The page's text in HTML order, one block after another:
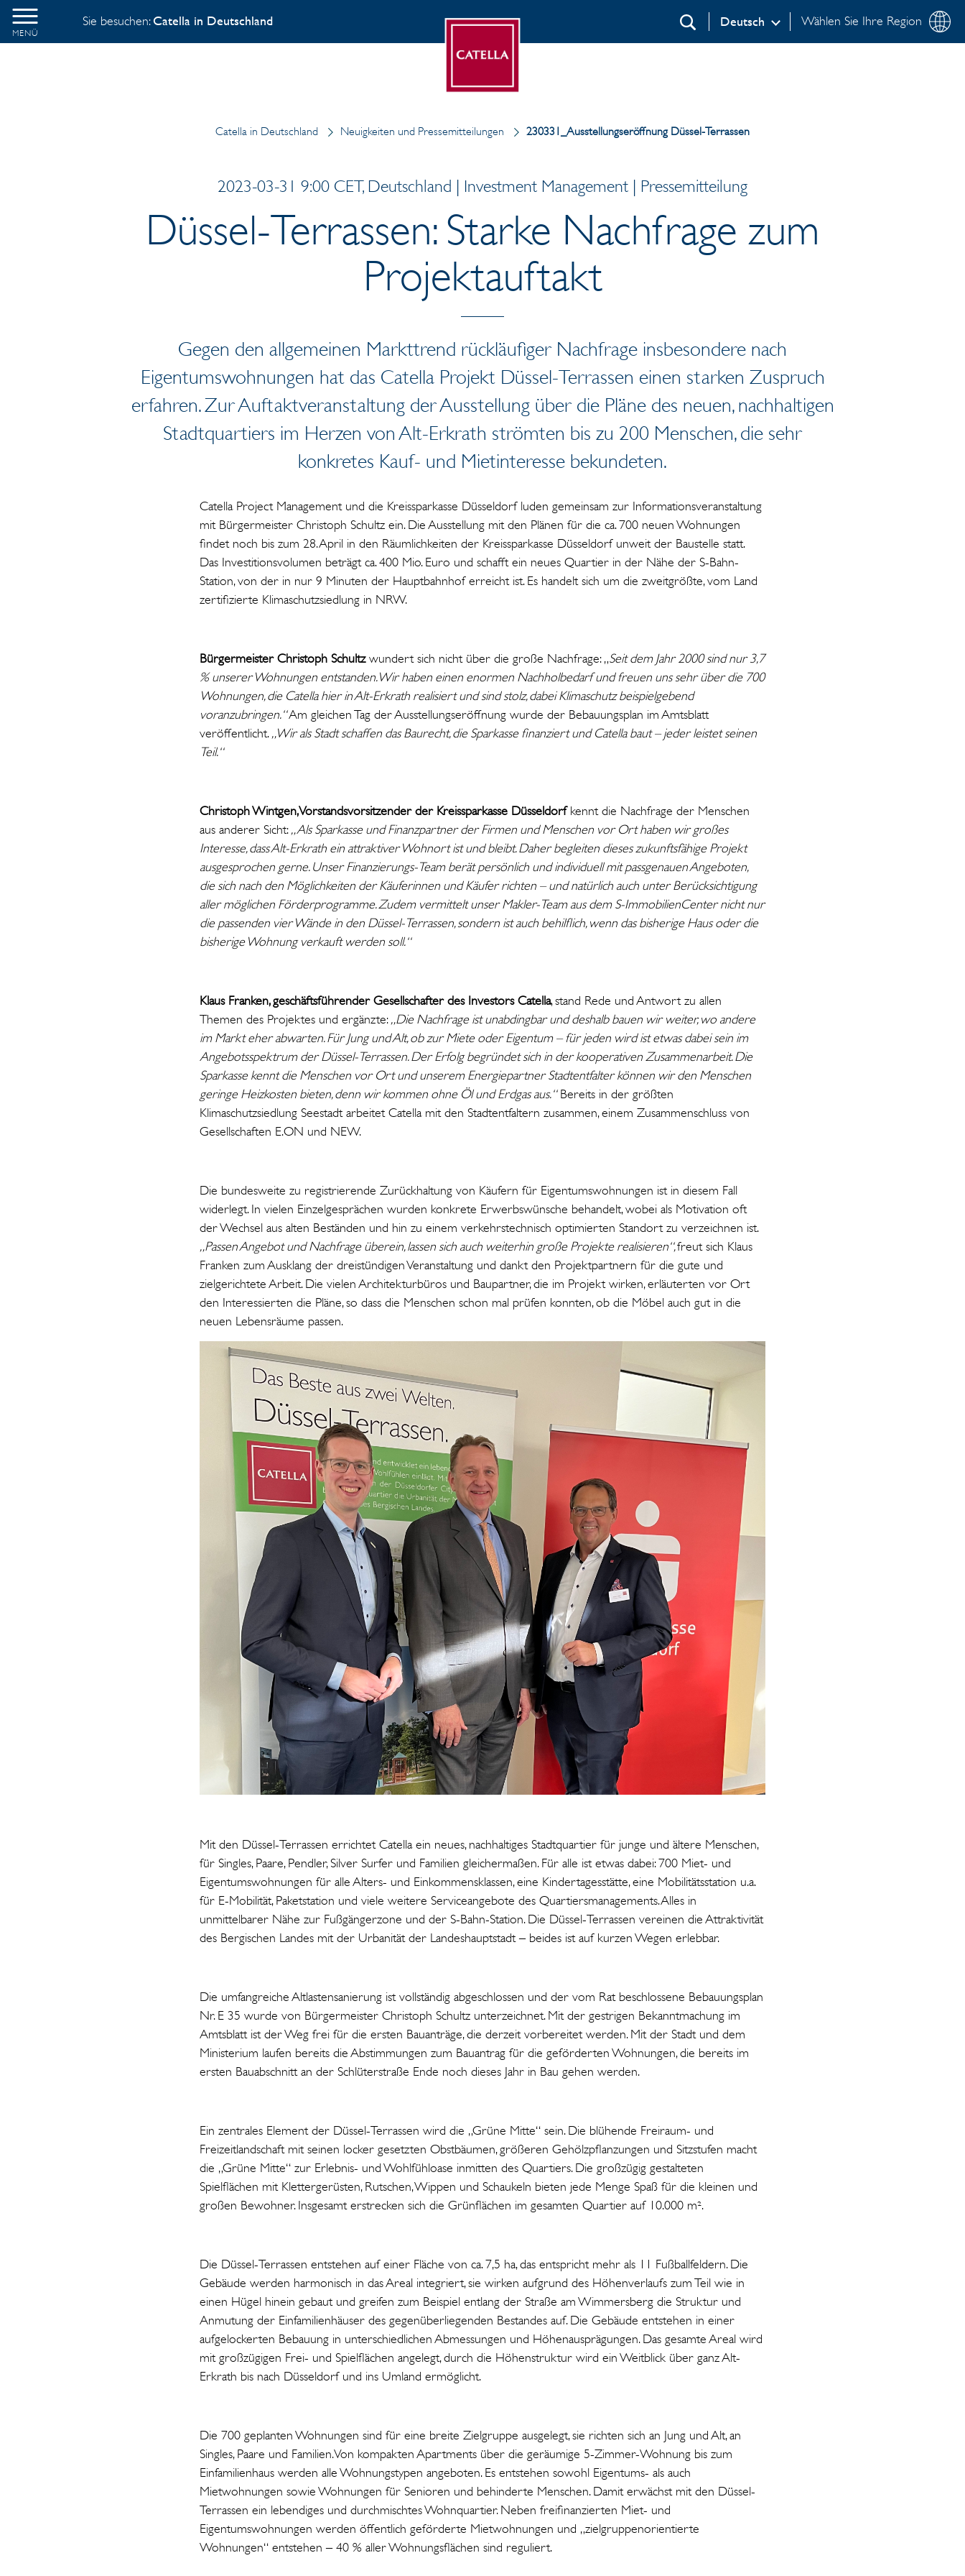
MENÜ
Sie besuchen:Catella in Deutschland Wählen Sie Ihre Region
Deutsch
Suchen
Catella in Deutschland Neuigkeiten und Pressemitteilungen 230331_Ausstellungseröffnung Düssel-Terrassen
2023-03-31 9:00 CET, Deutschland | Investment Management | Pressemitteilung
Düssel-Terrassen: Starke Nachfrage zum
Projektauftakt
Gegen den allgemeinen Markttrend rückläufiger Nachfrage insbesondere nach
Eigentumswohnungen hat das Catella Projekt Düssel-Terrassen einen starken Zuspruch
erfahren. Zur Auftaktveranstaltung der Ausstellung über die Pläne des neuen, nachhaltigen
Stadtquartiers im Herzen von Alt-Erkrath strömten bis zu 200 Menschen, die sehr
konkretes Kauf- und Mietinteresse bekundeten.
Catella Project Management und die Kreissparkasse Düsseldorf luden gemeinsam zur Informationsveranstaltung
mit Bürgermeister Christoph Schultz ein. Die Ausstellung mit den Plänen für die ca. 700 neuen Wohnungen
findet noch bis zum 28. April in den Räumlichkeiten der Kreissparkasse Düsseldorf unweit der Baustelle statt.
Das Investitionsvolumen beträgt ca. 400 Mio. Euro und schafft ein neues Quartier in der Nähe der S-Bahn-
Station, von der in nur 9 Minuten der Hauptbahnhof erreicht ist. Es handelt sich um die zweitgrößte, vom Land
zertifizierte Klimaschutzsiedlung in NRW.
Bürgermeister Christoph Schultzwundert sich nicht über die große Nachfrage: „Seit dem Jahr 2000 sind nur 3,7
% unserer Wohnungen entstanden. Wir haben einen enormen Nachholbedarf und freuen uns sehr über die 700
Wohnungen, die Catella hier in Alt-Erkrath realisiert und sind stolz, dabei Klimaschutz beispielgebend
voranzubringen.“Am gleichen Tag der Ausstellungseröffnung wurde der Bebauungsplan im Amtsblatt
veröffentlicht.„Wir als Stadt schaffen das Baurecht, die Sparkasse finanziert und Catella baut – jeder leistet seinen
Teil.“
Christoph Wintgen, Vorstandsvorsitzender der Kreissparkasse Düsseldorfkennt die Nachfrage der Menschen
aus anderer Sicht:„Als Sparkasse und Finanzpartner der Firmen und Menschen vor Ort haben wir großes
Interesse, dass Alt-Erkrath ein attraktiver Wohnort ist und bleibt. Daher begleiten dieses zukunftsfähige Projekt
ausgesprochen gerne. Unser Finanzierungs-Team berät persönlich und individuell mit passgenauen Angeboten,
die sich nach den Möglichkeiten der Käuferinnen und Käufer richten – und natürlich auch unter Berücksichtigung
aller möglichen Förderprogramme. Zudem vermittelt unser Makler-Team aus dem S-ImmobilienCenter nicht nur
die passenden vier Wände in den Düssel-Terrassen, sondern ist auch behilflich, wenn das bisherige Haus oder die
bisherige Wohnung verkauft werden soll.“
Klaus Franken, geschäftsführender Gesellschafter des Investors Catella, stand Rede und Antwort zu allen
Themen des Projektes und ergänzte:„Die Nachfrage ist unabdingbar und deshalb bauen wir weiter, wo andere
im Markt eher abwarten. Für Jung und Alt, ob zur Miete oder Eigentum – für jeden wird ist etwas dabei sein im
Angebotsspektrum der Düssel-Terrassen. Der Erfolg begründet sich in der kooperativen Zusammenarbeit. Die
Sparkasse kennt die Menschen vor Ort und unserem Energiepartner Stadtentfalter können wir den Menschen
geringe Heizkosten bieten, denn wir kommen ohne Öl und Erdgas aus.“Bereits in der größten
Klimaschutzsiedlung Seestadt arbeitet Catella mit den Stadtentfaltern zusammen, einem Zusammenschluss von
Gesellschaften E.ON und NEW.
Die bundesweite zu registrierende Zurückhaltung von Käufern für Eigentumswohnungen ist in diesem Fall
widerlegt. In vielen Einzelgesprächen wurden konkrete Erwerbswünsche behandelt, wobei als Motivation oft
der Wechsel aus alten Beständen und hin zu einem verkehrstechnisch optimierten Standort zu verzeichnen ist.
„Passen Angebot und Nachfrage überein, lassen sich auch weiterhin große Projekte realisieren“,freut sich Klaus
Franken zum Ausklang der dreistündigen Veranstaltung und dankt den Projektpartnern für die gute und
zielgerichtete Arbeit. Die vielen Architekturbüros und Baupartner, die im Projekt wirken, erläuterten vor Ort
den Interessierten die Pläne, so dass die Menschen schon mal prüfen konnten, ob die Möbel auch gut in die
neuen Lebensräume passen.
Mit den Düssel-Terrassen errichtet Catella ein neues, nachhaltiges Stadtquartier für junge und ältere Menschen,
für Singles, Paare, Pendler, Silver Surfer und Familien gleichermaßen. Für alle ist etwas dabei: 700 Miet- und
Eigentumswohnungen für alle Alters- und Einkommensklassen, eine Kindertagesstätte, eine Mobilitätsstation u.a.
für E-Mobilität, Paketstation und viele weitere Serviceangebote des Quartiersmanagements. Alles in
unmittelbarer Nähe zur Fußgängerzone und der S-Bahn-Station. Die Düssel-Terrassen vereinen die Attraktivität
des Bergischen Landes mit der Urbanität der Landeshauptstadt – beides ist auf kurzen Wegen erlebbar.
Die umfangreiche Altlastensanierung ist vollständig abgeschlossen und der vom Rat beschlossene Bebauungsplan
Nr. E 35 wurde von Bürgermeister Christoph Schultz unterzeichnet. Mit der gestrigen Bekanntmachung im
Amtsblatt ist der Weg frei für die ersten Bauanträge, die derzeit vorbereitet werden. Mit der Stadt und dem
Ministerium laufen bereits die Abstimmungen zum Bauantrag für die geförderten Wohnungen, die bereits im
ersten Bauabschnitt an der Schlüterstraße Ende noch dieses Jahr in Bau gehen werden.
Ein zentrales Element der Düssel-Terrassen wird die „Grüne Mitte“ sein. Die blühende Freiraum- und
Freizeitlandschaft mit seinen locker gesetzten Obstbäumen, größeren Gehölzpflanzungen und Sitzstufen macht
die „Grüne Mitte“ zur Erlebnis- und Wohlfühloase inmitten des Quartiers. Die großzügig gestalteten
Spielflächen mit Klettergerüsten, Rutschen, Wippen und Schaukeln bieten jede Menge Spaß für die kleinen und
großen Bewohner. Insgesamt erstrecken sich die Grünflächen im gesamten Quartier auf 10.000 m².
Die Düssel-Terrassen entstehen auf einer Fläche von ca. 7,5 ha, das entspricht mehr als 11 Fußballfeldern. Die
Gebäude werden harmonisch in das Areal integriert, sie wirken aufgrund des Höhenverlaufs zum Teil wie in
einen Hügel hinein gebaut und greifen zum Beispiel entlang der Straße am Wimmersberg die Struktur und
Anmutung der Einfamilienhäuser des gegenüberliegenden Bestandes auf. Die Gebäude entstehen in einer
aufgelockerten Bebauung in unterschiedlichen Abmessungen und Höhenausprägungen. Das gesamte Areal wird
mit großzügigen Frei- und Spielflächen angelegt, durch die Höhenstruktur wird ein Weitblick über ganz Alt-
Erkrath bis nach Düsseldorf und ins Umland ermöglicht.
Die 700 geplanten Wohnungen sind für eine breite Zielgruppe ausgelegt, sie richten sich an Jung und Alt, an
Singles, Paare und Familien. Von kompakten Apartments über die geräumige 5-Zimmer-Wohnung bis zum
Einfamilienhaus werden alle Wohnungstypen angeboten. Es entstehen sowohl Eigentums- als auch
Mietwohnungen sowie Wohnungen für Senioren und behinderte Menschen. Damit erwächst mit den Düssel-
Terrassen ein lebendiges und durchmischtes Wohnquartier. Neben freifinanzierten Miet- und
Eigentumswohnungen werden öffentlich geförderte Mietwohnungen und „zielgruppenorientierte
Wohnungen“ entstehen – 40 % aller Wohnungsflächen sind reguliert.